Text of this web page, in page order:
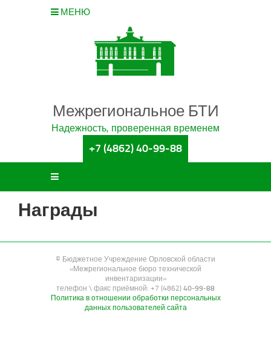
МЕНЮ
Межрегиональное БТИ
Надежность, проверенная временем
+7 (4862) 40-99-88
Награды
© Бюджетное Учреждение Орловской области
«Межрегиональное бюро технической
инвентаризации»
телефон \ факс приёмной: +7 (4862) 40-99-88
Политика в отношении обработки персональных
данных пользователей сайта